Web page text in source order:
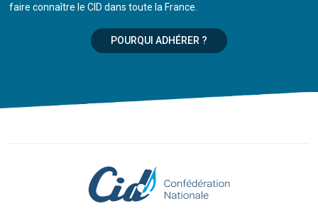
faire connaître le CID dans toute la France.
POURQUI ADHÉRER ?